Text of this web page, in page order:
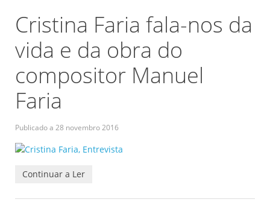
Cristina Faria fala-nos da
vida e da obra do
compositor Manuel
Faria
Publicado a 28 novembro 2016
Continuar a Ler